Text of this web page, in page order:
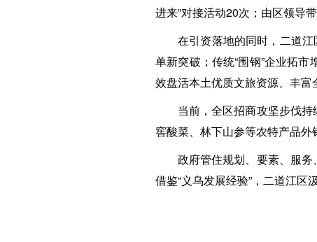
进来”对接活动20次；由区领导
在引资落地的同时，二道
单新突破；传统“围钢”企业拓
效盘活本土优质文旅资源、丰富
当前，全区招商攻坚步伐
窖酸菜、林下山参等农特产品外
政府管住规划、要素、服
借鉴“义乌发展经验”，二道江区